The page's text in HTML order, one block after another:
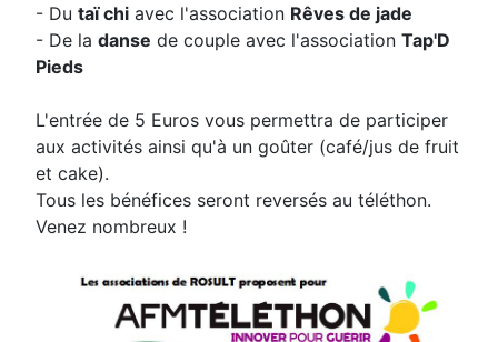
- Du taï chi avec l'association Rêves de jade
- De la danse de couple avec l'association Tap'D
Pieds
L'entrée de 5 Euros vous permettra de participer
aux activités ainsi qu'à un goûter (café/jus de fruit
et cake).
Tous les bénéfices seront reversés au téléthon.
Venez nombreux !